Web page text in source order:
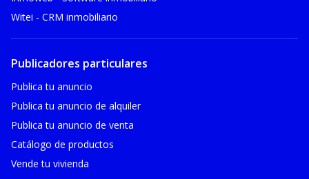
Witei - CRM inmobiliario
Publicadores particulares
Publica tu anuncio
Publica tu anuncio de alquiler
Publica tu anuncio de venta
Catálogo de productos
Vende tu vivienda